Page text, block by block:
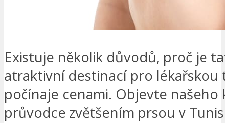
Existuje několik důvodů, proč je
atraktivní destinací pro lékařskou
počínaje cenami. Objevte
průvodce zvětšením prsou v